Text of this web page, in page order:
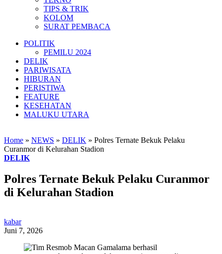
TIPS & TRIK
KOLOM
SURAT PEMBACA
POLITIK
PEMILU 2024
DELIK
PARIWISATA
HIBURAN
PERISTIWA
FEATURE
KESEHATAN
MALUKU UTARA
Home » NEWS » DELIK » Polres Ternate Bekuk Pelaku
Curanmor di Kelurahan Stadion
DELIK
Polres Ternate Bekuk Pelaku Curanmor
di Kelurahan Stadion
kabar
Juni 7, 2026